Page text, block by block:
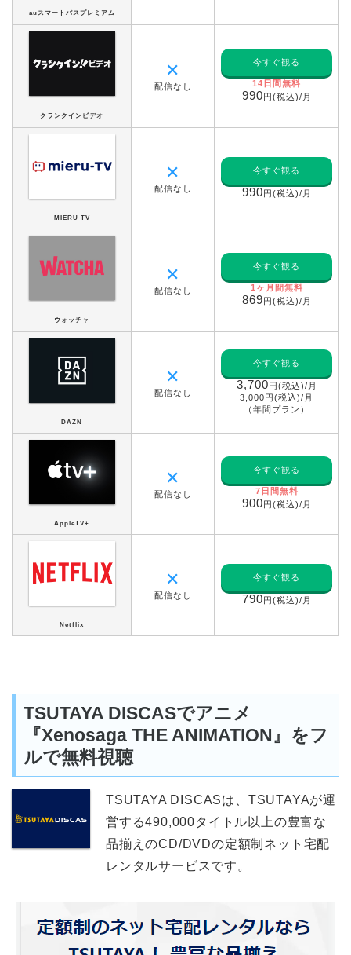
auスマートパスプレミアム
クランクインビデオ
✕
配信なし
今すぐ観る
14日間無料
990円(税込)/月
MIERU TV
✕
配信なし
今すぐ観る
990円(税込)/月
ウォッチャ
✕
配信なし
今すぐ観る
1ヶ月間無料
869円(税込)/月
DAZN
✕
配信なし
今すぐ観る
3,700円(税込)/月
3,000円(税込)/月
（年間プラン）
AppleTV+
✕
配信なし
今すぐ観る
7日間無料
900円(税込)/月
Netflix
✕
配信なし
今すぐ観る
790円(税込)/月
TSUTAYA DISCASでアニメ
『Xenosaga THE ANIMATION』をフ
ルで無料視聴
TSUTAYA DISCASは、TSUTAYAが運
営する490,000タイトル以上の豊富な
品揃えのCD/DVDの定額制ネット宅配
レンタルサービスです。